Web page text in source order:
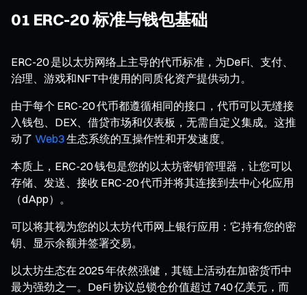
01 ERC-20 标准与钱包基础
ERC-20 是以太坊网络上主导的代币标准，为DeFi、支付、
治理、游戏和NFT中使用的同质化资产提供动力。
由于每个 ERC-20 代币都遵循相同的接口，代币可以无缝接
入钱包、DEX、借贷市场和仪表板，无需自定义集成。这推
动了 Web3 生态系统的互操作性和开发速度。
本质上，ERC-20 钱包是您的以太坊密钥管理器，让您可以
存储、发送、接收 ERC-20 代币并将其连接到去中心化应用
（dApp）。
可以将其视为您的以太坊代币网上银行应用：它持有您的密
钥、显示余额并签署交易。
以太坊生态在 2025 年依然强健，其链上活动在加密货币中
最为强劲之一。DeFi 协议总锁仓价值超过 740 亿美元，而